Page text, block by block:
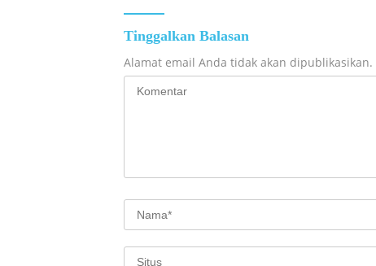
Tinggalkan Balasan
Alamat email Anda tidak akan dipublikasikan.